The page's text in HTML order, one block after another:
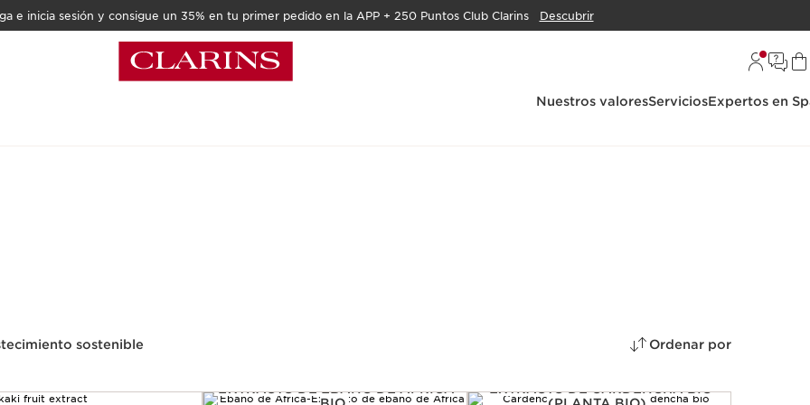
e inicia sesión y consigue un 35% en tu primer pedido en la APP + 250 Puntos Club Clarins Descubrir
Nuestros valoresServiciosExpertos en
sostenible Ordenar por
EXTRACTO DE ÉBANO DE ÁFRICA
EXTRACTO DE CARDENCHA BIO